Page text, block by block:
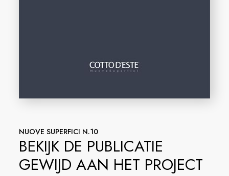
NUOVE SUPERFICI N.10
BEKIJK DE PUBLICATIE
GEWIJD AAN HET PROJECT